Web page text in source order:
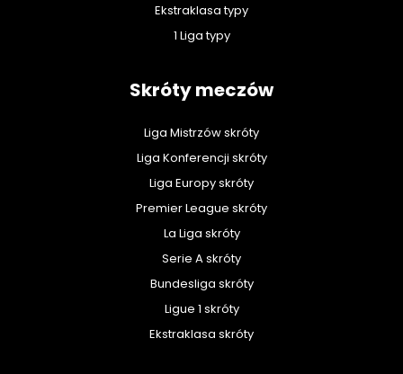
Ekstraklasa typy
1 Liga typy
Skróty meczów
Liga Mistrzów skróty
Liga Konferencji skróty
Liga Europy skróty
Premier League skróty
La Liga skróty
Serie A skróty
Bundesliga skróty
Ligue 1 skróty
Ekstraklasa skróty